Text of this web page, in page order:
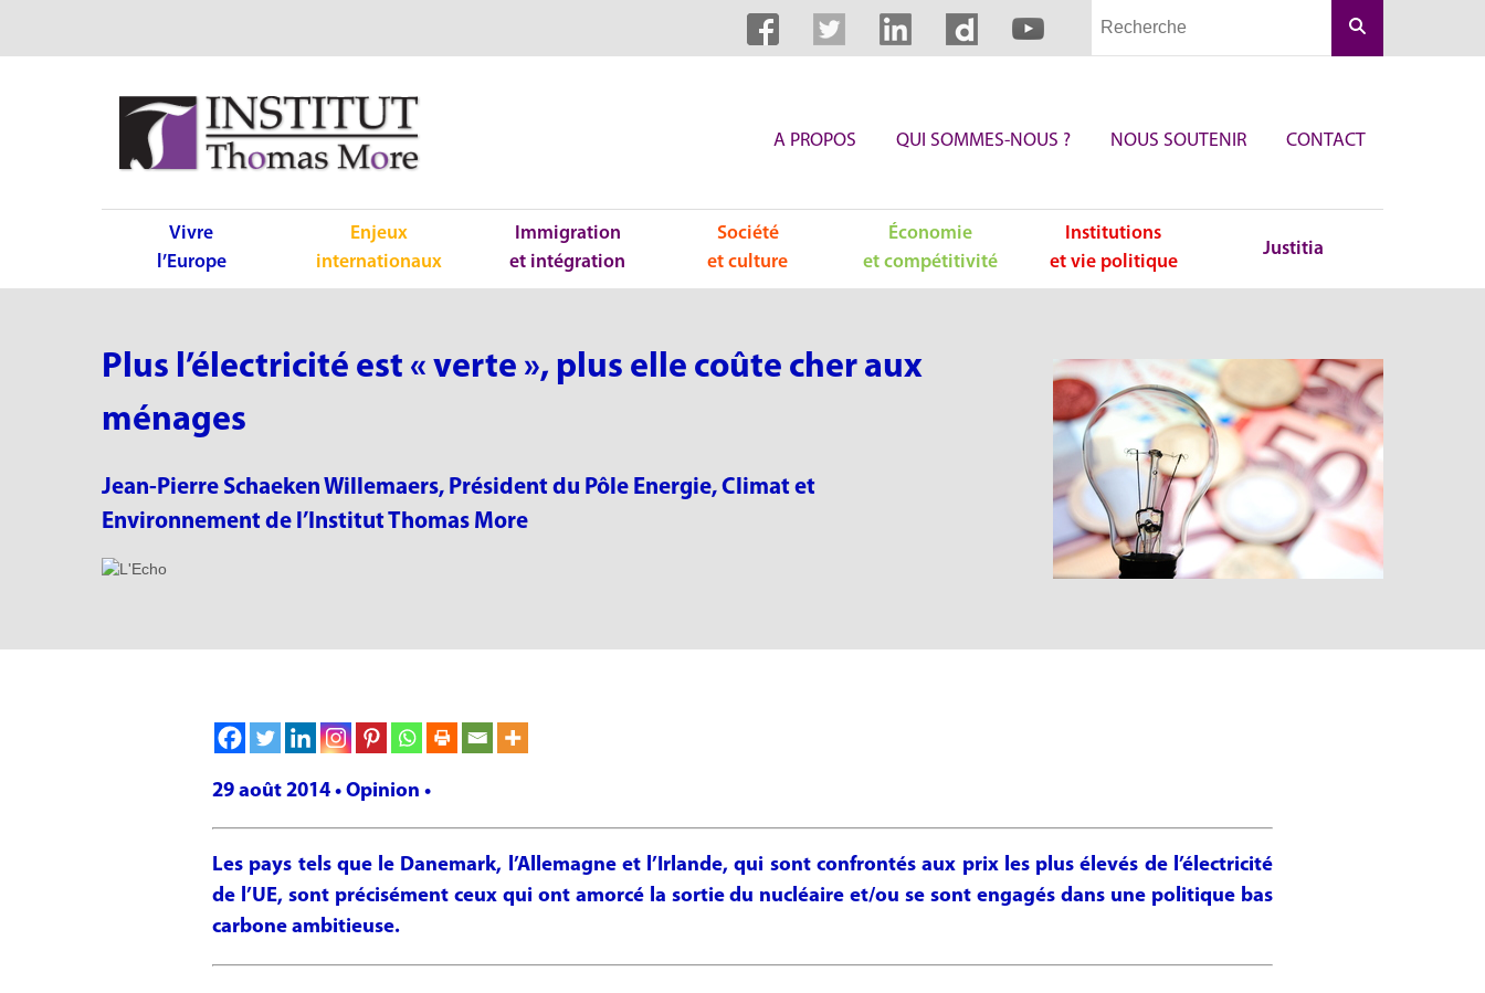
A PROPOS QUI SOMMES-NOUS ? NOUS SOUTENIR CONTACT
Vivre
l’Europe
Enjeux
internationaux
Immigration
et intégration
Société
et culture
Économie
et compétitivité
Institutions
et vie politique
Justitia
Plus l’électricité est « verte », plus elle coûte cher aux
ménages
Jean-Pierre Schaeken Willemaers, Président du Pôle Energie, Climat et
Environnement de l’Institut Thomas More
29 août 2014 • Opinion •
Les pays tels que le Danemark, l’Allemagne et l’Irlande, qui sont confrontés aux prix les plus élevés de l’électricité
de l’UE, sont précisément ceux qui ont amorcé la sortie du nucléaire et/ou se sont engagés dans une politique bas
carbone ambitieuse.